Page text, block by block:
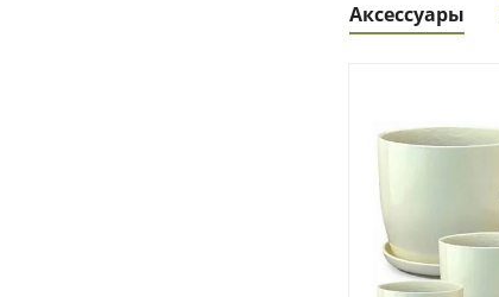
Аксессуары